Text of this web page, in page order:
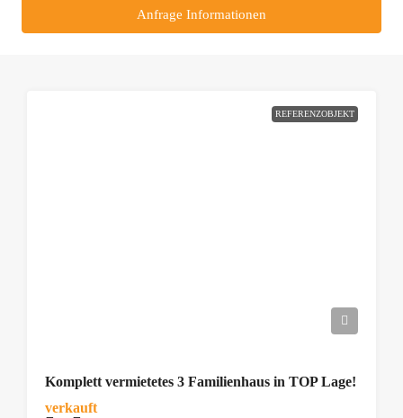
Anfrage Informationen
REFERENZOBJEKT
Komplett vermietetes 3 Familienhaus in TOP Lage!
verkauft